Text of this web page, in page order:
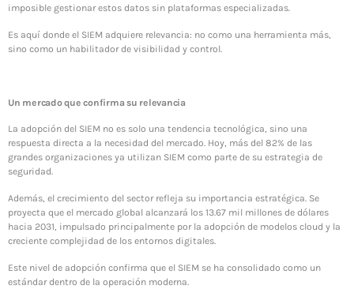
SIEM: inteligencia que transforma la ciberseguridad
en continuidad operativa
SOC y NOC: el corazón de la continuidad operativa en
3 JUNIO, 2026
TOP VOTED
Introducen un enfoque proactivo para reducir
ciberataques en México
24 ABRIL, 2019
Centro de Seguridad BeIT ¡La seguridad total en tu
organización a tu alcance!
imposible gestionar estos datos sin plataformas especializadas.
Es aquí donde el SIEM adquiere relevancia: no como una herramienta más,
sino como un habilitador de visibilidad y control.
Un mercado que confirma su relevancia
La adopción del SIEM no es solo una tendencia tecnológica, sino una
respuesta directa a la necesidad del mercado. Hoy, más del 82% de las
grandes organizaciones ya utilizan SIEM como parte de su estrategia de
seguridad.
Además, el crecimiento del sector refleja su importancia estratégica. Se
proyecta que el mercado global alcanzará los 13.67 mil millones de dólares
hacia 2031, impulsado principalmente por la adopción de modelos cloud y la
creciente complejidad de los entornos digitales.
Este nivel de adopción confirma que el SIEM se ha consolidado como un
estándar dentro de la operación moderna.